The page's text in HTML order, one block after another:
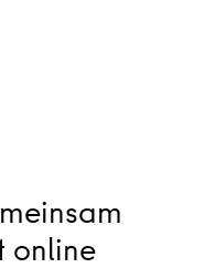
online